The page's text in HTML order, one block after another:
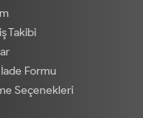
Takibi
Formu
Seçenekleri